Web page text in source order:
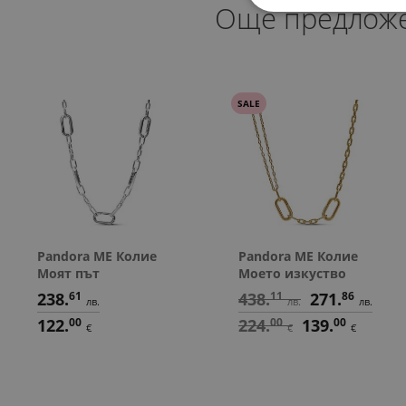
Още
Pandora ME Колие
Моят път
238.61 лв.
122.00 €
SALE
Pandora ME Колие
Моето изкуство
438.11 лв. 271.86 лв.
224.00 € 139.00 €